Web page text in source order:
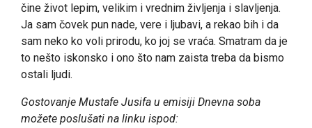
čine život lepim, velikim i vrednim življenja i slavljenja.
Ja sam čovek pun nade, vere i ljubavi, a rekao bih i da
sam neko ko voli prirodu, ko joj se vraća. Smatram da je
to nešto iskonsko i ono što nam zaista treba da bismo
ostali ljudi.
Gostovanje Mustafe Jusifa u emisiji Dnevna soba
možete poslušati na linku ispod: